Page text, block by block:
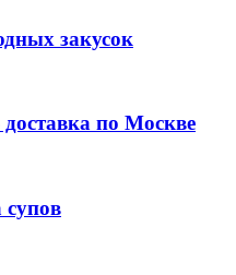
закусок
доставка по Москве
супов